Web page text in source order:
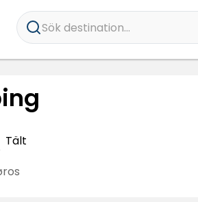
Sök destination...
Tält